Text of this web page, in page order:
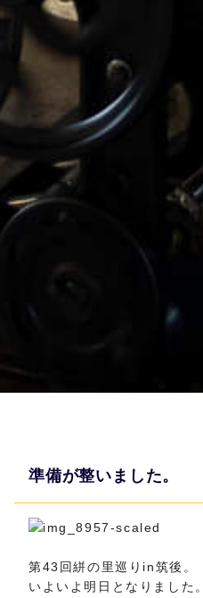
準備が整いました。
第43回絣の里巡りin筑後。
いよいよ明日となりました。